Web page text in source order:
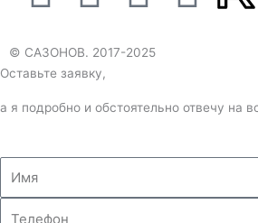
h
a
t
s
e
l
e
g
k
t
u
© САЗОНОВ. 2017-2025
Оставьте заявку,
а я подробно и обстоятельно отвечу на